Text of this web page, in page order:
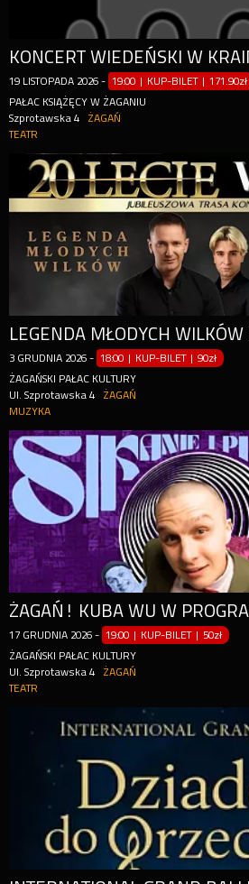
19 LISTOPADA 2026 - 19:00 | KUP-BILET |171.90zł
PAŁAC KSIĄŻĘCY W ŻAGANIU
Szprotawska 4
ŻAGAŃ
TEATR
3 GRUDNIA 2026 - 18:00 | KUP-BILET |90zł
ŻAGAŃSKI PAŁAC KULTURY
Ul. Szprotawska 4
ŻAGAŃ
MUZYKA
17 GRUDNIA 2026 - 19:00 | KUP-BILET | 50zł
ŻAGAŃSKI PAŁAC KULTURY
Ul. Szprotawska 4
ŻAGAŃ
TEATR